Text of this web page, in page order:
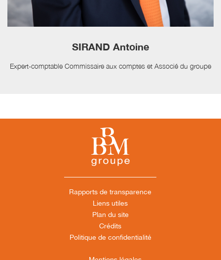
SIRAND Antoine
Expert-comptable Commissaire aux comptes et Associé du groupe
Rapports de transparence
Liens utiles
Plan du site
Crédits
Politique de confidentialité